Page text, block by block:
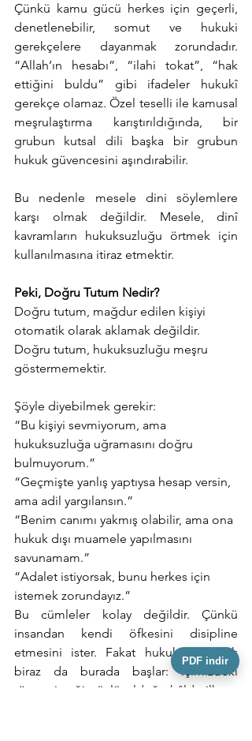
Çünkü kamu gücü herkes için geçerli,
denetlenebilir, somut ve hukuki
gerekçelere dayanmak zorundadır.
“Allah’ın hesabı”, “ilahi tokat”, “hak
ettiğini buldu” gibi ifadeler hukukî
gerekçe olamaz. Özel teselli ile kamusal
meşrulaştırma karıştırıldığında, bir
grubun kutsal dili başka bir grubun
hukuk güvencesini aşındırabilir.
Bu nedenle mesele dini söylemlere
karşı olmak değildir. Mesele, dinî
kavramların hukuksuzluğu örtmek için
kullanılmasına itiraz etmektir.
Peki, Doğru Tutum Nedir?
Doğru tutum, mağdur edilen kişiyi
otomatik olarak aklamak değildir.
Doğru tutum, hukuksuzluğu meşru
göstermemektir.
Şöyle diyebilmek gerekir:
“Bu kişiyi sevmiyorum, ama
hukuksuzluğa uğramasını doğru
bulmuyorum.”
“Geçmişte yanlış yaptıysa hesap versin,
ama adil yargılansın.”
“Benim canımı yakmış olabilir, ama ona
hukuk dışı muamele yapılmasını
savunamam.”
“Adalet istiyorsak, bunu herkes için
istemek zorundayız.”
Bu cümleler kolay değildir. Çünkü
insandan kendi öfkesini disipline
etmesini ister. Fakat hukuk ve ahlak
biraz da burada başlar: İçimizdeki
rövanş isteği güçlü olduğu hâlde ilkeye
PDF indir